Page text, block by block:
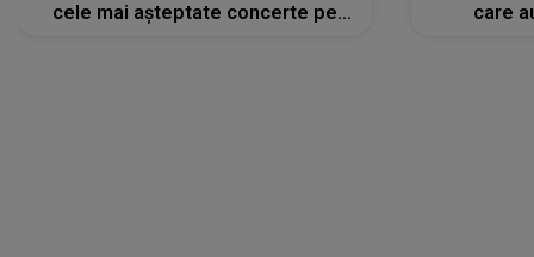
cele mai așteptate concerte pe
care